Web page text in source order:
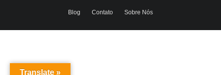
Blog Contato Sobre Nós
Translate »